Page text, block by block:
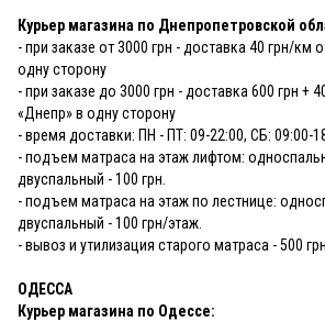
Курьер магазина по Днепропетровской
- при заказе от 3000 грн - доставка 40 грн/км
одну сторону
- при заказе до 3000 грн - доставка 600 грн +
«Днепр» в одну сторону
- время доставки: ПН - ПТ: 09-22:00, СБ: 09:00-
- подъем матраса на этаж лифтом:
двуспальный - 100 грн.
- подъем матраса на этаж по лестнице:
двуспальный - 100 грн/этаж.
- вывоз и утилизация старого матраса - 500
ОДЕССА
Курьер магазина по Одессе: